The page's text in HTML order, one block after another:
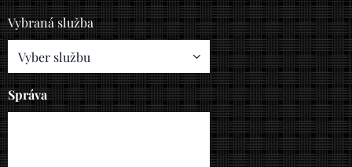
Vybraná služba
Správa